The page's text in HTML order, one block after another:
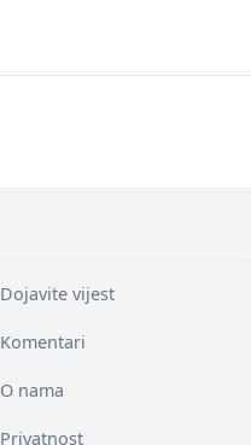
Dojavite vijest
Komentari
O nama
Privatnost